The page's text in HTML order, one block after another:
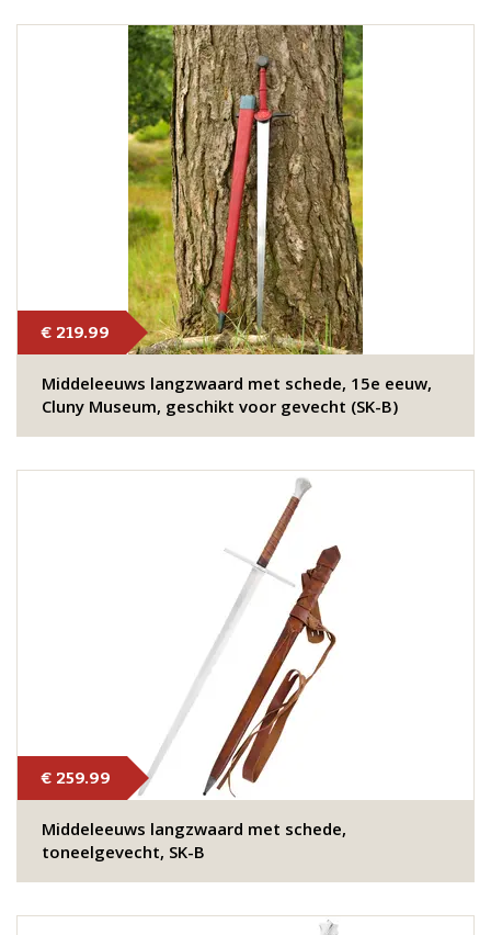
€ 219.99
Middeleeuws langzwaard met schede, 15e eeuw,
Cluny Museum, geschikt voor gevecht (SK-B)
€ 259.99
Middeleeuws langzwaard met schede,
toneelgevecht, SK-B